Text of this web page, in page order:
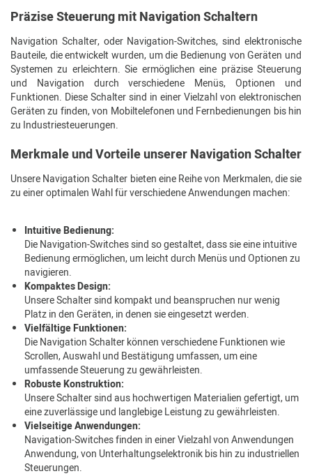
Präzise Steuerung mit Navigation Schaltern
Navigation Schalter, oder Navigation-Switches, sind elektronische
Bauteile, die entwickelt wurden, um die Bedienung von Geräten und
Systemen zu erleichtern. Sie ermöglichen eine präzise Steuerung
und Navigation durch verschiedene Menüs, Optionen und
Funktionen. Diese Schalter sind in einer Vielzahl von elektronischen
Geräten zu finden, von Mobiltelefonen und Fernbedienungen bis hin
zu Industriesteuerungen.
Merkmale und Vorteile unserer Navigation Schalter
Unsere Navigation Schalter bieten eine Reihe von Merkmalen, die sie
zu einer optimalen Wahl für verschiedene Anwendungen machen:
Intuitive Bedienung:
Die Navigation-Switches sind so gestaltet, dass sie eine intuitive
Bedienung ermöglichen, um leicht durch Menüs und Optionen zu
navigieren.
Kompaktes Design:
Unsere Schalter sind kompakt und beanspruchen nur wenig
Platz in den Geräten, in denen sie eingesetzt werden.
Vielfältige Funktionen:
Die Navigation Schalter können verschiedene Funktionen wie
Scrollen, Auswahl und Bestätigung umfassen, um eine
umfassende Steuerung zu gewährleisten.
Robuste Konstruktion:
Unsere Schalter sind aus hochwertigen Materialien gefertigt, um
eine zuverlässige und langlebige Leistung zu gewährleisten.
Vielseitige Anwendungen:
Navigation-Switches finden in einer Vielzahl von Anwendungen
Anwendung, von Unterhaltungselektronik bis hin zu industriellen
Steuerungen.